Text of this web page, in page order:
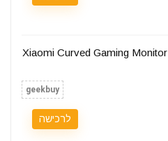
מסך מחשב Xiaomi Curved Gaming Monitor
geekbuy
לרכישה